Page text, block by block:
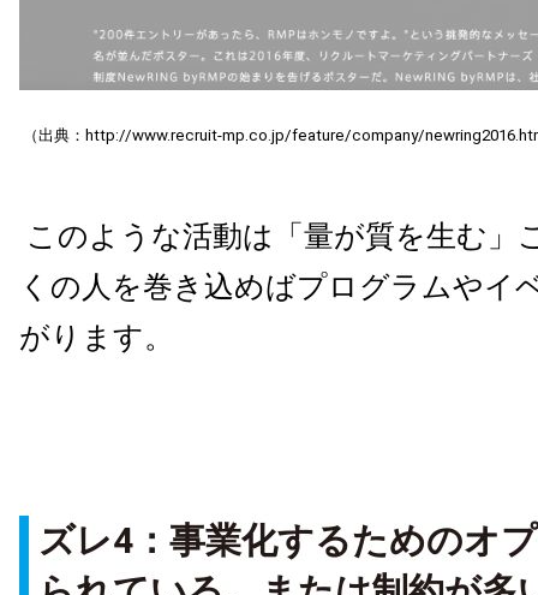
（出典：http://www.recruit-mp.co.jp/feature/company/
このような活動は「量が質を生む」
くの人を巻き込めばプログラムやイ
がります。
ズレ4 ：事業化するためのオ